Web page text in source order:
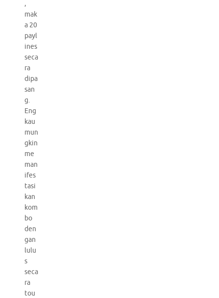
,
mak
a 20
payl
ines
seca
ra
dipa
san
g.
Eng
kau
mun
gkin
me
man
ifes
tasi
kan
kom
bo
den
gan
lulu
s
seca
ra
tou